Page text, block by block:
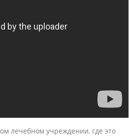
лечебном учреждении, где это